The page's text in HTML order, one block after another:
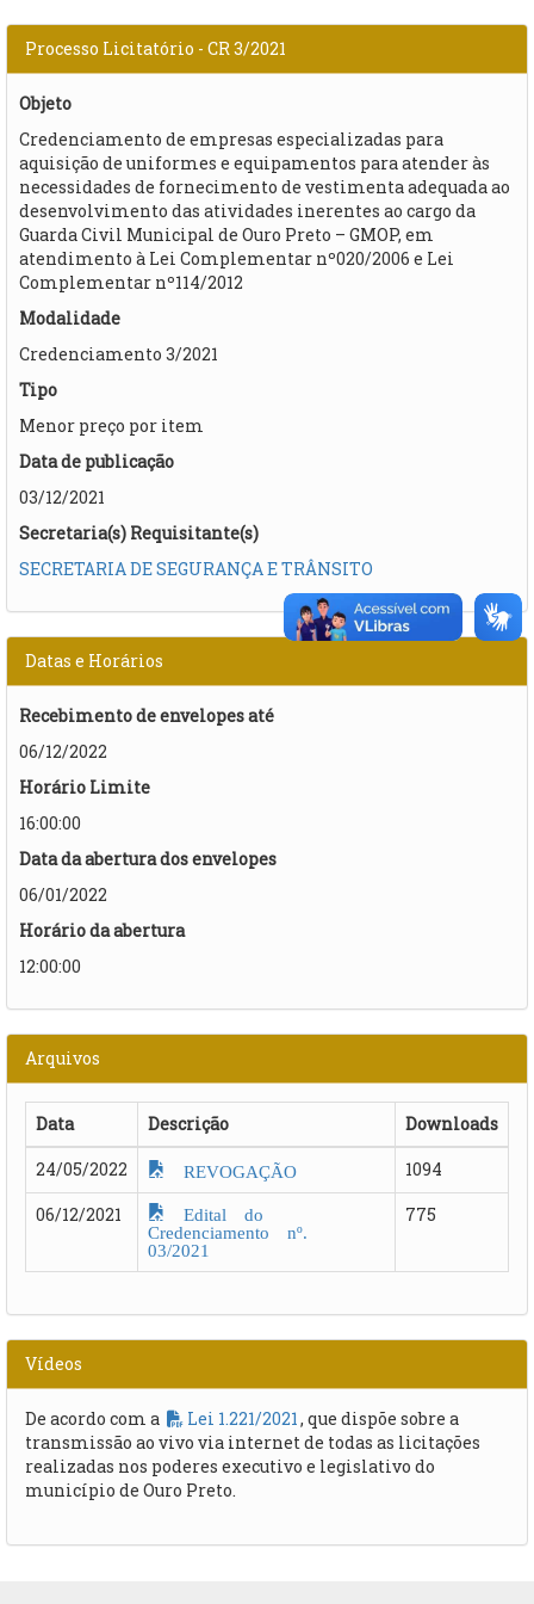
Processo Licitatório - CR 3/2021
Objeto
Credenciamento de empresas especializadas para
aquisição de uniformes e equipamentos para atender às
necessidades de fornecimento de vestimenta adequada ao
desenvolvimento das atividades inerentes ao cargo da
Guarda Civil Municipal de Ouro Preto – GMOP, em
atendimento à Lei Complementar nº020/2006 e Lei
Complementar nº114/2012
Modalidade
Credenciamento 3/2021
Tipo
Menor preço por item
Data de publicação
03/12/2021
Secretaria(s) Requisitante(s)
SECRETARIA DE SEGURANÇA E TRÂNSITO
Datas e Horários
Recebimento de envelopes até
06/12/2022
Horário Limite
16:00:00
Data da abertura dos envelopes
06/01/2022
Horário da abertura
12:00:00
Arquivos
Data Descrição
Downloads
24/05/2022
REVOGAÇÃO
1094
06/12/2021
Edital do
Credenciamento nº.
03/2021
775
Vídeos
De acordo com a Lei 1.221/2021 , que dispõe sobre a
transmissão ao vivo via internet de todas as licitações
realizadas nos poderes executivo e legislativo do
município de Ouro Preto.